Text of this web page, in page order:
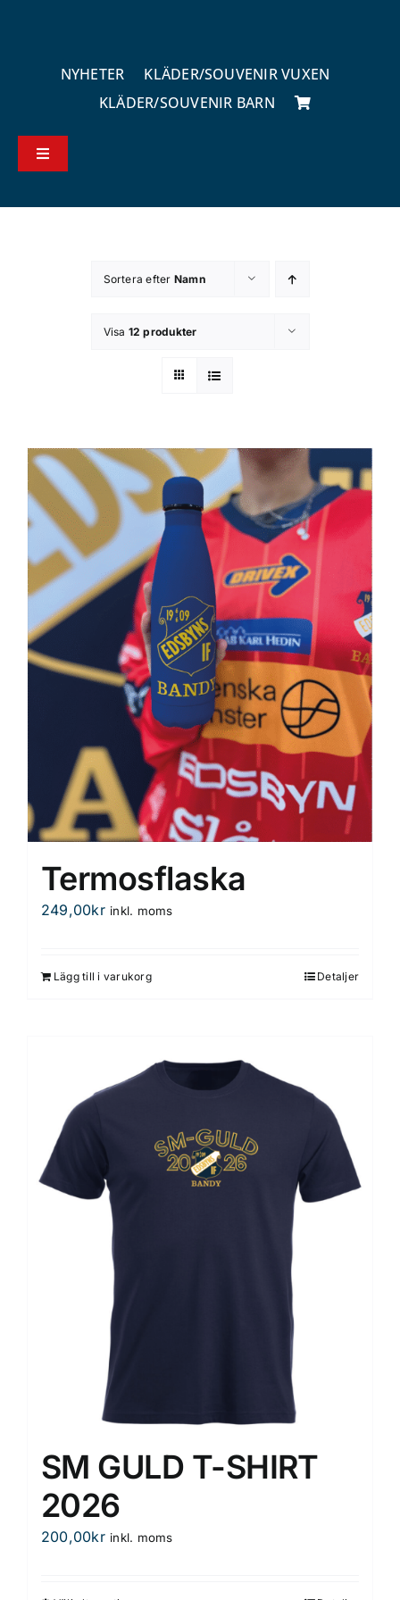
NYHETER
KLÄDER/SOUVENIR VUXEN
KLÄDER/SOUVENIR BARN
Toggle
Sortera efter Namn
Visa 12 produkter
Termosflaska
249,00kr inkl. moms
Lägg till i varukorg Detaljer
SM GULD T-SHIRT
2026
200,00kr inkl. moms